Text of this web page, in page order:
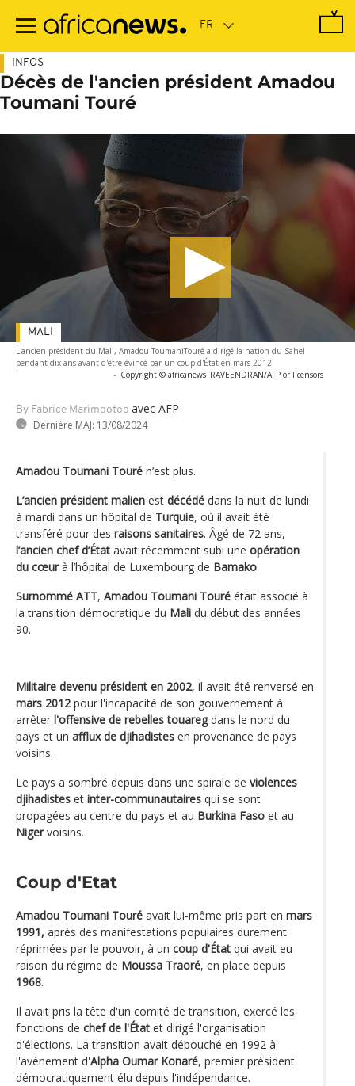
contenu
INFOS
Décès de l'ancien président Amadou
Toumani Touré
L'ancien président du Mali, Amadou ToumaniTouré a dirigé la nation du Sahel
pendant dix ans avant d'être évincé par un coup d'État en mars 2012
- Copyright © africanews RAVEENDRAN/AFP or licensors
By Fabrice Marimootoo avec AFP
Dernière MAJ: 13/08/2024
MALI
Amadou Toumani Touré n’est plus.
L’ancien président malien est décédé dans la nuit de lundi
à mardi dans un hôpital de Turquie, où il avait été
transféré pour des raisons sanitaires. Âgé de 72 ans,
l’ancien chef d’État avait récemment subi une opération
du cœurà l’hôpital de Luxembourg de Bamako.
Surnommé ATT, Amadou Toumani Touré était associé à
la transition démocratique du Mali du début des années
90.
Militaire devenu président en 2002, il avait été renversé en
mars 2012pour l'incapacité de son gouvernement à
arrêter l'offensive de rebelles touaregdans le nord du
pays et un afflux de djihadistes en provenance de pays
voisins.
Le pays a sombré depuis dans une spirale de violences
djihadistes et inter-communautaires qui se sont
propagées au centre du pays et au Burkina Faso et au
Nigervoisins.
Coup d'Etat
Amadou Toumani Touré avait lui-même pris part en mars
1991, après des manifestations populaires durement
réprimées par le pouvoir, à un coup d'État qui avait eu
raison du régime de Moussa Traoré, en place depuis
1968.
Il avait pris la tête d'un comité de transition, exercé les
fonctions de chef de l'État et dirigé l'organisation
d'élections. La transition avait débouché en 1992 à
l'avènement d'Alpha Oumar Konaré, premier président
démocratiquement élu depuis l'indépendance.